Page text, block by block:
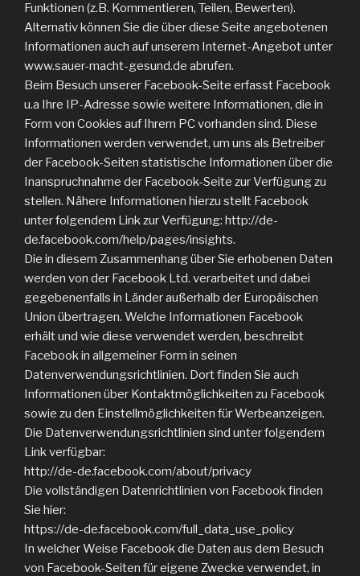
Funktionen (z.B. Kommentieren, Teilen, Bewerten).
Alternativ können Sie die über diese Seite angebotenen
Informationen auch auf unserem Internet-Angebot unter
www.sauer-macht-gesund.de abrufen.
Beim Besuch unserer Facebook-Seite erfasst Facebook
u.a Ihre IP-Adresse sowie weitere Informationen, die in
Form von Cookies auf Ihrem PC vorhanden sind. Diese
Informationen werden verwendet, um uns als Betreiber
der Facebook-Seiten statistische Informationen über die
Inanspruchnahme der Facebook-Seite zur Verfügung zu
stellen. Nähere Informationen hierzu stellt Facebook
unter folgendem Link zur Verfügung: http://de-
de.facebook.com/help/pages/insights.
Die in diesem Zusammenhang über Sie erhobenen Daten
werden von der Facebook Ltd. verarbeitet und dabei
gegebenenfalls in Länder außerhalb der Europäischen
Union übertragen. Welche Informationen Facebook
erhält und wie diese verwendet werden, beschreibt
Facebook in allgemeiner Form in seinen
Datenverwendungsrichtlinien. Dort finden Sie auch
Informationen über Kontaktmöglichkeiten zu Facebook
sowie zu den Einstellmöglichkeiten für Werbeanzeigen.
Die Datenverwendungsrichtlinien sind unter folgendem
Link verfügbar:
http://de-de.facebook.com/about/privacy
Die vollständigen Datenrichtlinien von Facebook finden
Sie hier:
https://de-de.facebook.com/full_data_use_policy
In welcher Weise Facebook die Daten aus dem Besuch
von Facebook-Seiten für eigene Zwecke verwendet, in